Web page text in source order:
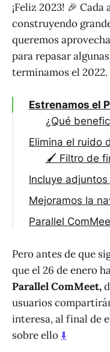
¡Feliz 2023! 🎉
construyendo
queremos
para repasar
terminamos el 2022.
Estrenamos el
¿Qué
Elimina el ruido
🖌 Filtro de
Incluye
Mejoramos la
Parallel
Pero antes de que
que el 26 de enero
Parallel ComMeet,
usuarios
interesa, al final de
sobre ello ⬇️